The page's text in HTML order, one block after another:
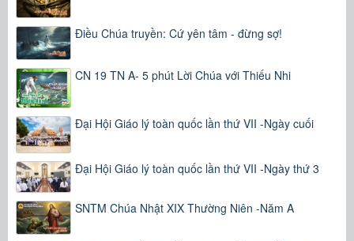
Điều Chúa truyền: Cứ yên tâm - đừng sợ!
CN 19 TN A- 5 phút Lời Chúa với Thiếu Nhi
Đại Hội Giáo lý toàn quốc lần thứ VII -Ngày cuối
Đại Hội Giáo lý toàn quốc lần thứ VII -Ngày thứ 3
SNTM Chúa Nhật XIX Thường Niên -Năm A